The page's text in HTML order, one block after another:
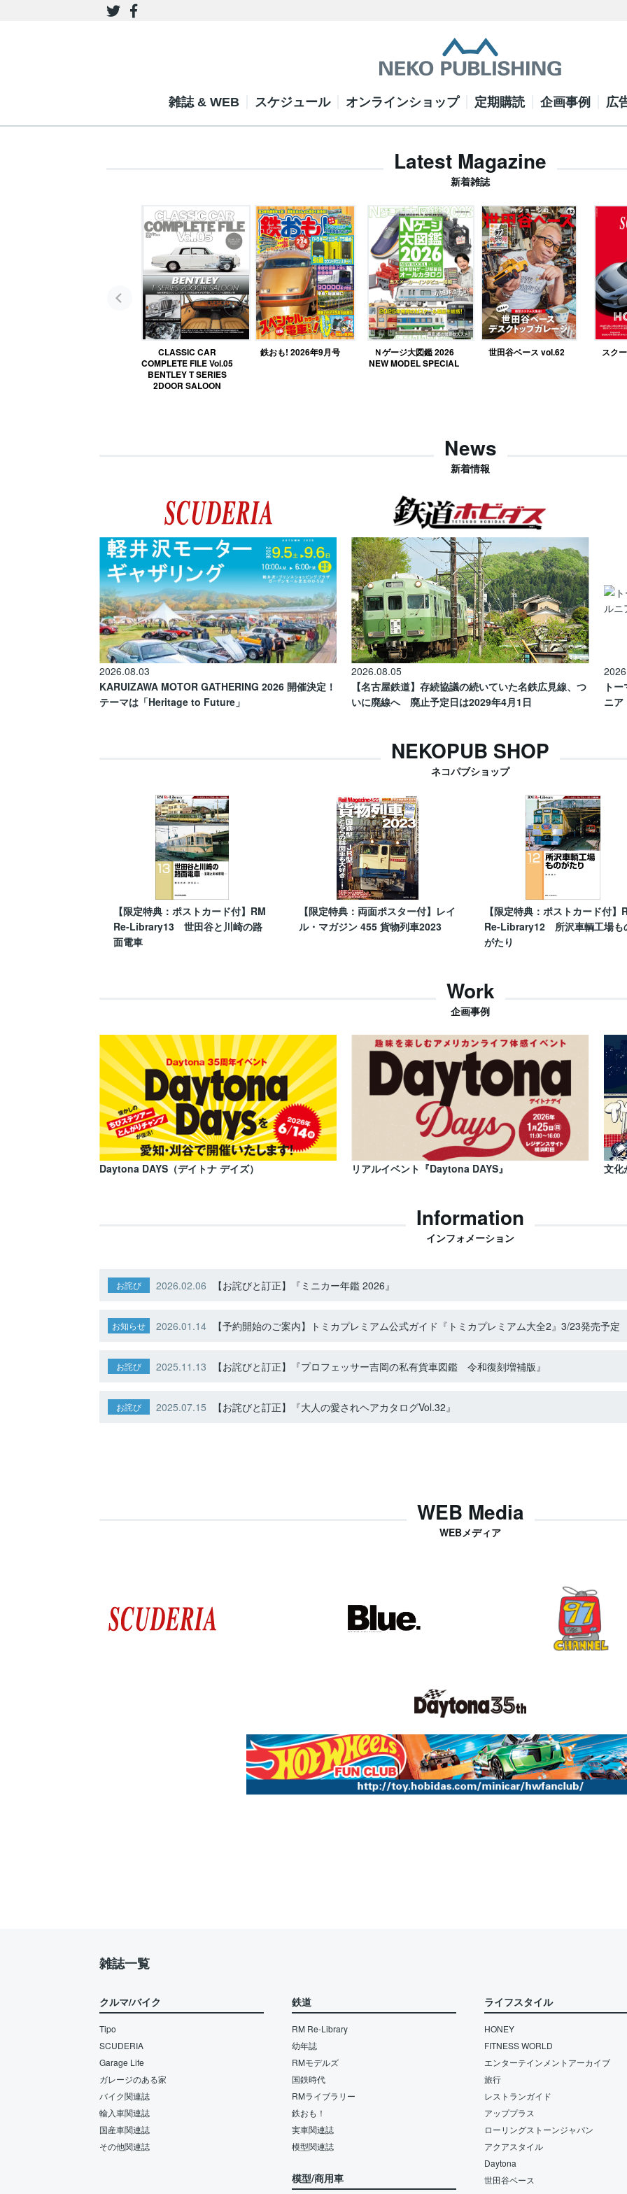
雑誌 & WEB スケジュール オンラインショップ 定期購読 企画事例 広
Latest Magazine
新着雑誌
CLASSIC CAR
COMPLETE FILE Vol.05
BENTLEY T SERIES
2DOOR SALOON
鉄おも! 2026年9月号
Ｎゲージ大図鑑 2026
NEW MODEL SPECIAL
世田谷ベース vol.62 スク
News
新着情報
2026.08.03
KARUIZAWA MOTOR GATHERING 2026 開催決定！
テーマは「Heritage to Future」
2026.08.05
【名古屋鉄道】存続協議の続いていた名鉄広見線、つ
いに廃線へ 廃止予定日は2029年4月1日
ト
ニア
NEKOPUB SHOP
ネコパブショップ
【限定特典：ポストカード付】RM
Re-Library13 世田谷と川崎の路
面電車
【限定特典：両面ポスター付】レイ
ル・マガジン 455 貨物列車2023
【限定特典：ポストカード付】
Re-Library12 所沢車輌工場も
がたり
Work
企画事例
Daytona DAYS（デイトナ デイズ） リアルイベント『Daytona DAYS』 文化
Information
インフォメーション
お詫び 2026.02.06 【お詫びと訂正】『ミニカー年鑑 2026』
お知らせ 2026.01.14 【予約開始のご案内】トミカプレミアム公式ガイド『トミカプレミアム大全2』3/23発売予定
お詫び 2025.11.13 【お詫びと訂正】『プロフェッサー吉岡の私有貨車図鑑 令和復刻増補版』
お詫び 2025.07.15 【お詫びと訂正】『大人の愛されヘアカタログVol.32』
WEB Media
WEBメディア
雑誌一覧
クルマ/バイク
Tipo
SCUDERIA
Garage Life
ガレージのある家
バイク関連誌
輸入車関連誌
国産車関連誌
その他関連誌
鉄道
RM Re-Library
幼年誌
RMモデルズ
国鉄時代
RMライブラリー
鉄おも！
実車関連誌
模型関連誌
模型/商用車
ライフスタイル
HONEY
FITNESS WORLD
エンターテインメントアーカイブ
旅行
レストランガイド
アッププラス
ローリングストーンジャパン
アクアスタイル
Daytona
世田谷ベース